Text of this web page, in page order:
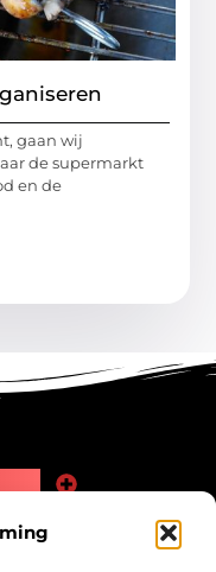
gaan wij
de supermarkt
en de